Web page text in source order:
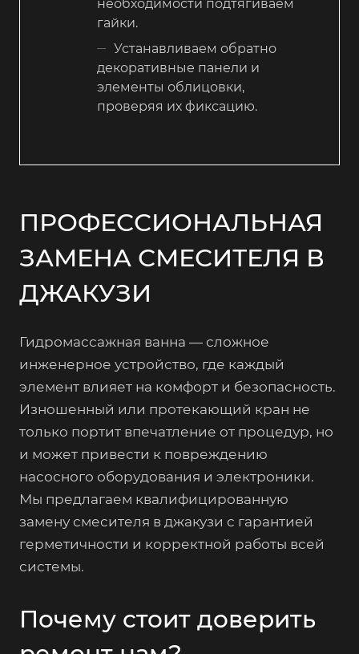
необходимости подтягиваем
гайки.
Устанавливаем обратно
декоративные панели и
элементы облицовки,
проверяя их фиксацию.
ПРОФЕССИОНАЛЬНАЯ
ЗАМЕНА СМЕСИТЕЛЯ В
ДЖАКУЗИ
Гидромассажная ванна — сложное
инженерное устройство, где каждый
элемент влияет на комфорт и безопасность.
Изношенный или протекающий кран не
только портит впечатление от процедур, но
и может привести к повреждению
насосного оборудования и электроники.
Мы предлагаем квалифицированную
замену смесителя в джакузи с гарантией
герметичности и корректной работы всей
системы.
Почему стоит доверить